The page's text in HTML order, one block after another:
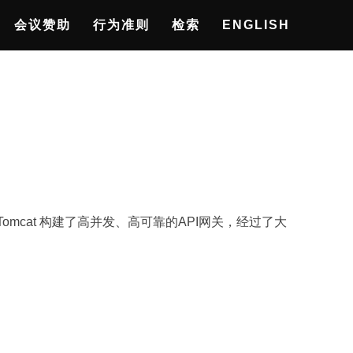
会议赞助 行为准则 检索 ENGLISH
构建了高并发、高可靠的API网关，经过了大